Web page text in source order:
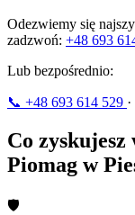
Odezwiemy się
zadzwoń: +48 693
Lub bezpośrednio:
📞 +48 693 614 529 ·
Co
Piomag w
🛡